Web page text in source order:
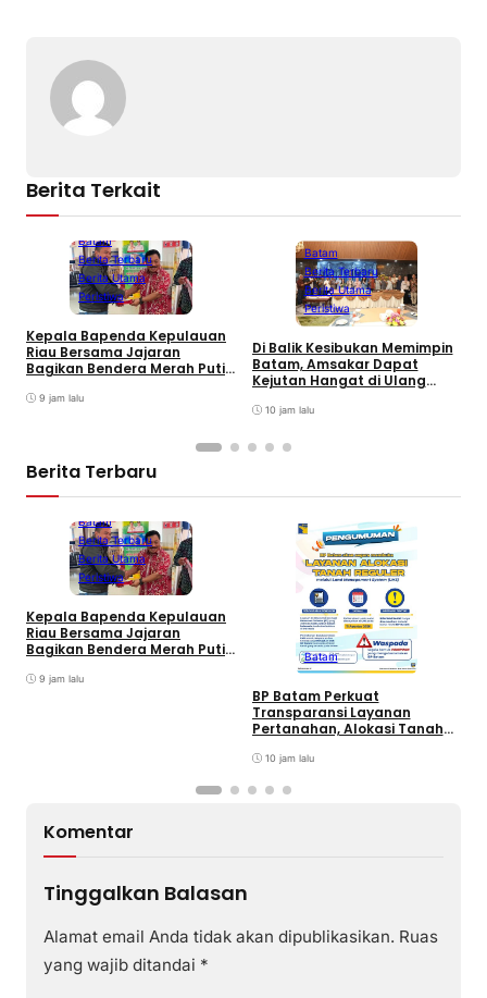
Berita Terkait
Batam
Berita Terbaru
Berita Utama
Peristiwa
Kepala Bapenda Kepulauan
Riau Bersama Jajaran
Bagikan Bendera Merah Putih
Bermotor di Kantor Samsat
9 jam lalu
Batam
Berita Terbaru
Berita Utama
Peristiwa
Di Balik Kesibukan Memimpin
Batam, Amsakar Dapat
Kejutan Hangat di Ulang
10 jam lalu
Berita Terbaru
Batam
Berita Terbaru
Berita Utama
Peristiwa
Kepala Bapenda Kepulauan
Riau Bersama Jajaran
Bagikan Bendera Merah Putih
Bermotor di Kantor Samsat
9 jam lalu
Batam
BP Batam Perkuat
Transparansi Layanan
Pertanahan, Alokasi Tanah
LMS10 jam lalu
Komentar
Tinggalkan Balasan
Alamat email Anda tidak akan dipublikasikan. Ruas
yang wajib ditandai *